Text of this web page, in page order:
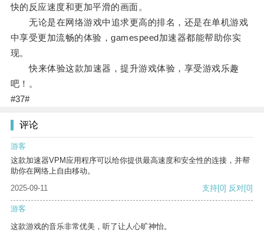
快的反应速度和更加平滑的画面。
无论是在网络游戏中追求更高的排名，还是在单机游戏
中享受更加流畅的体验，gamespeed加速器都能帮助你实
现。
快来体验这款加速器，提升游戏体验，享受游戏乐趣
吧！。
#37#
评论
游客
这款加速器VPM应用程序可以给你提供最高速度和安全性的连接，并帮
助你在网络上自由移动。
2025-09-11
支持[0] 反对[0]
游客
这款游戏的音乐非常优美，听了让人心旷神怡。